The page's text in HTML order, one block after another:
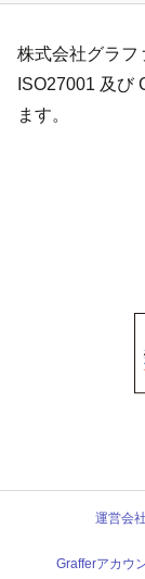
株式会社グラフ
ISO27001 及び
ます。
運営会社
Grafferアカウ